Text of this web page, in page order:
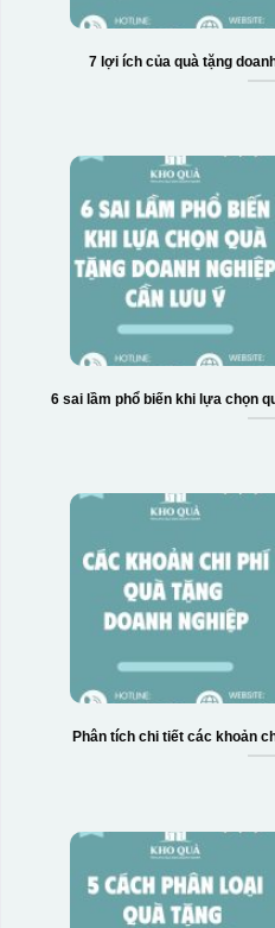
7 lợi ích của quà tặng
6 sai lầm phổ biến khi lựa chọn
Phân tích chi tiết các khoản